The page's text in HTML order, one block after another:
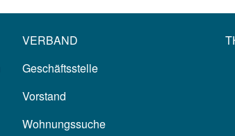
VERBAND
Geschäftsstelle
Vorstand
Wohnungssuche